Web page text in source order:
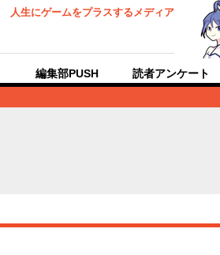
人生にゲームをプラスするメディア
編集部PUSH 読者アンケート